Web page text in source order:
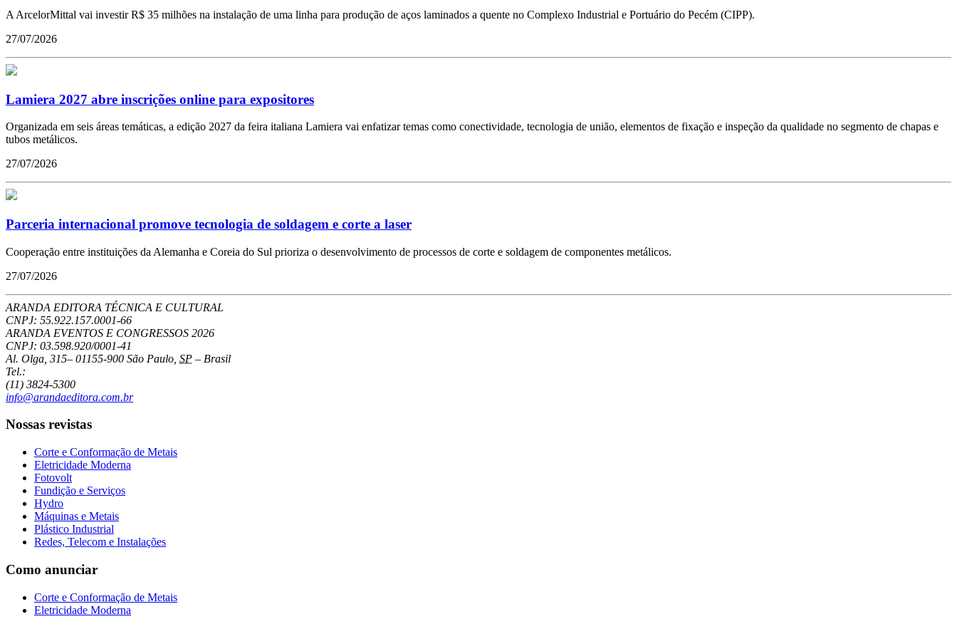
A ArcelorMittal vai investir R$ 35 milhões na instalação de uma linha para produção de aços laminados a quente no Complexo Industrial e Portuário do Pecém (CIPP).
27/07/2026
Lamiera 2027 abre inscrições online para expositores
Organizada em seis áreas temáticas, a edição 2027 da feira italiana Lamiera vai enfatizar temas como conectividade, tecnologia de união, elementos de fixação e inspeção da qualidade no segmento de chapas e
tubos metálicos.
27/07/2026
Parceria internacional promove tecnologia de soldagem e corte a laser
Cooperação entre instituições da Alemanha e Coreia do Sul prioriza o desenvolvimento de processos de corte e soldagem de componentes metálicos.
27/07/2026
ARANDA EDITORA TÉCNICA E CULTURAL
CNPJ: 55.922.157.0001-66
ARANDA EVENTOS E CONGRESSOS 2026
CNPJ: 03.598.920/0001-41
Al. Olga, 315– 01155-900 São Paulo SP – Brasil
Tel.:
(11) 3824-5300
info@arandaeditora.com.br
Nossas revistas
Corte e Conformação de Metais
Eletricidade Moderna
Fotovolt
Fundição e Serviços
Hydro
Máquinas e Metais
Plástico Industrial
Redes, Telecom e Instalações
Como anunciar
Corte e Conformação de Metais
Eletricidade Moderna